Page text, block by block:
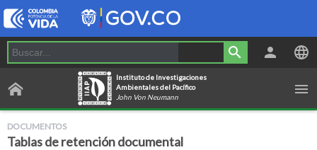
Instituto de Investigaciones
Ambientales del Pacífico
John Von Neumann
DOCUMENTOS
Tablas de retención documental